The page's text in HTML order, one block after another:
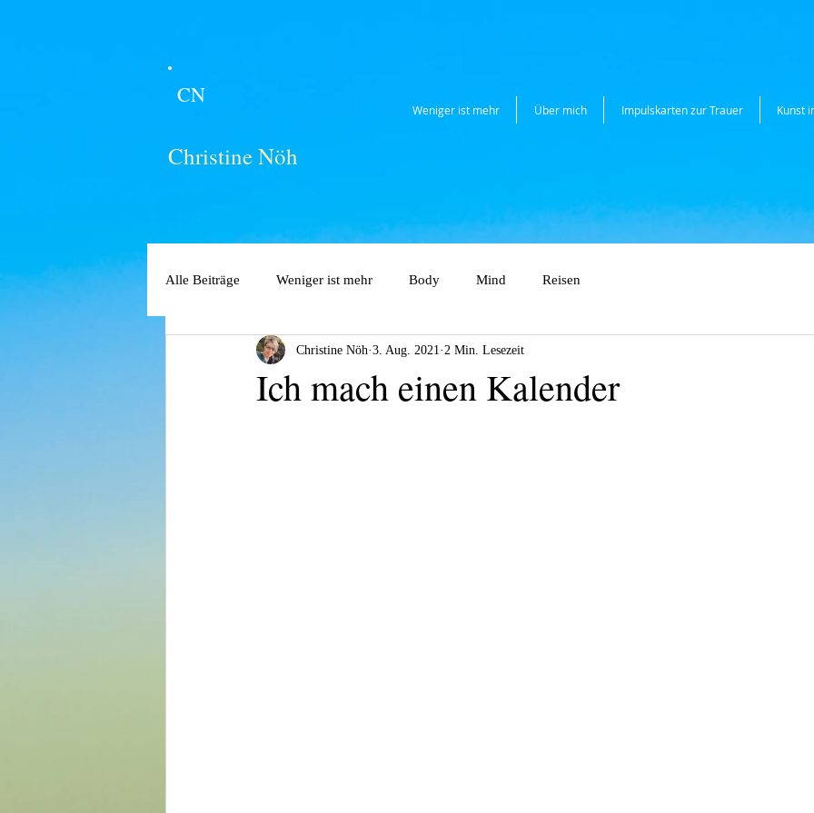
Weniger ist mehr Über mich Impulskarten zur Trauer Kunst
CN
Christine Nöh
Alle Beiträge Weniger ist mehr Body Mind Reisen
Ich mach einen Kalender
Christine Nöh 3. Aug. 2021 2 Min. Lesezeit